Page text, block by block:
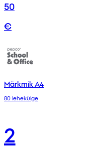
50
€
Märkmik A4
80 lehekülge
2